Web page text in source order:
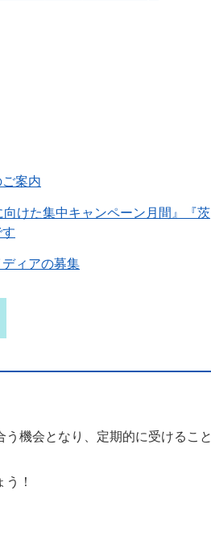
案内
けた集中キャンペーン月間』『茨
ィアの募集
機会となり、定期的に受けること
！